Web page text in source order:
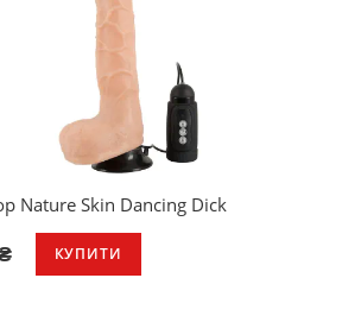
Nature Skin Dancing Dick
КУПИТИ